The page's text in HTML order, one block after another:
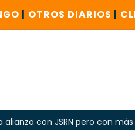
| OTROS DIARIOS |
JSRN pero con más cargos